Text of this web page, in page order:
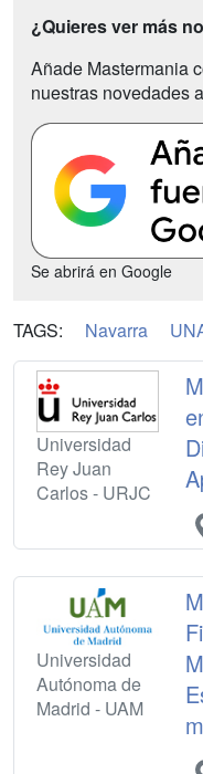
¿Quieres ver más
Añade Mastermania
nuestras novedades
Se abrirá en Google
TAGS: Navarra
Universidad
Rey Juan
Carlos - URJC
Universidad
Autónoma de
Madrid - UAM